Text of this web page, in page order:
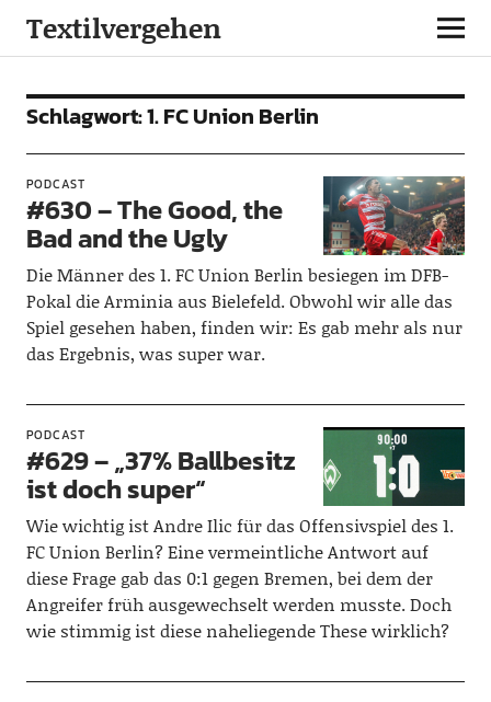
Textilvergehen
Schlagwort:1. FC Union Berlin
PODCAST
#630 – The Good, the
Bad and the Ugly
Die Männer des 1. FC Union Berlin besiegen im DFB-
Pokal die Arminia aus Bielefeld. Obwohl wir alle das
Spiel gesehen haben, finden wir: Es gab mehr als nur
das Ergebnis, was super war.
PODCAST
#629 – „37% Ballbesitz
ist doch super“
Wie wichtig ist Andre Ilic für das Offensivspiel des 1.
FC Union Berlin? Eine vermeintliche Antwort auf
diese Frage gab das 0:1 gegen Bremen, bei dem der
Angreifer früh ausgewechselt werden musste. Doch
wie stimmig ist diese naheliegende These wirklich?